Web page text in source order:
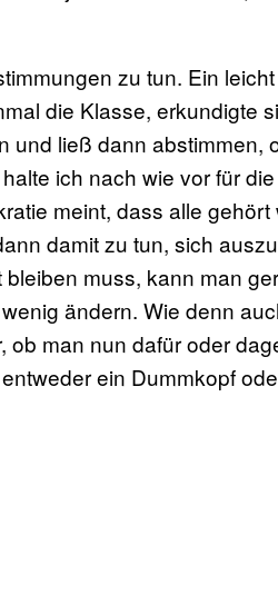
zu tun. Ein
die Klasse, erkundigte
und ließ dann abstimmen,
ich nach wie vor für
meint, dass alle
damit zu tun, sich
muss, kann man
ändern. Wie denn
ob man nun dafür oder
ein Dummkopf